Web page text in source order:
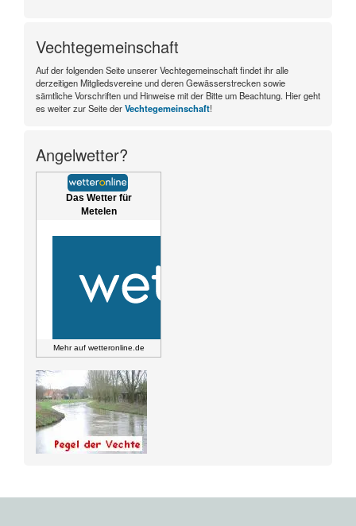
Vechtegemeinschaft
Auf der folgenden Seite unserer Vechtegemeinschaft findet ihr alle
derzeitigen Mitgliedsvereine und deren Gewässerstrecken sowie
sämtliche Vorschriften und Hinweise mit der Bitte um Beachtung. Hier geht
es weiter zur Seite derVechtegemeinschaft!
Angelwetter?
Das Wetter für
Metelen
Mehr auf wetteronline.de